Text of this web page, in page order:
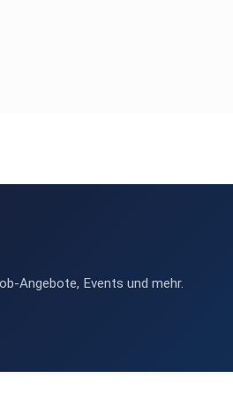
Angebote, Events und mehr.